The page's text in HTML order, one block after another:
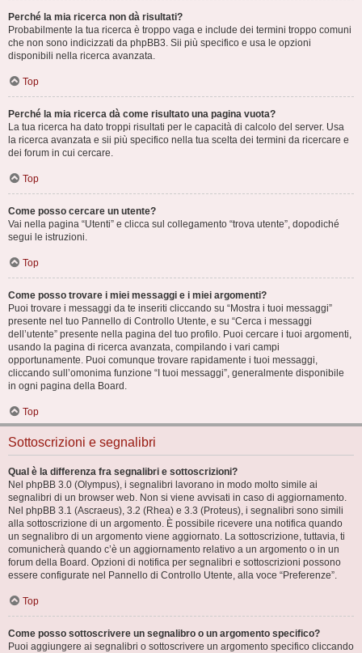
Perché la mia ricerca non dà risultati?
Probabilmente la tua ricerca è troppo vaga e include dei termini troppo comuni
che non sono indicizzati da phpBB3. Sii più specifico e usa le opzioni
disponibili nella ricerca avanzata.
Top
Perché la mia ricerca dà come risultato una pagina vuota?
La tua ricerca ha dato troppi risultati per le capacità di calcolo del server. Usa
la ricerca avanzata e sii più specifico nella tua scelta dei termini da ricercare e
dei forum in cui cercare.
Top
Come posso cercare un utente?
Vai nella pagina “Utenti” e clicca sul collegamento “trova utente”, dopodiché
segui le istruzioni.
Top
Come posso trovare i miei messaggi e i miei argomenti?
Puoi trovare i messaggi da te inseriti cliccando su “Mostra i tuoi messaggi”
presente nel tuo Pannello di Controllo Utente, e su “Cerca i messaggi
dell’utente” presente nella pagina del tuo profilo. Puoi cercare i tuoi argomenti,
usando la pagina di ricerca avanzata, compilando i vari campi
opportunamente. Puoi comunque trovare rapidamente i tuoi messaggi,
cliccando sull’omonima funzione “I tuoi messaggi”, generalmente disponibile
in ogni pagina della Board.
Top
Sottoscrizioni e segnalibri
Qual è la differenza fra segnalibri e sottoscrizioni?
Nel phpBB 3.0 (Olympus), i segnalibri lavorano in modo molto simile ai
segnalibri di un browser web. Non si viene avvisati in caso di aggiornamento.
Nel phpBB 3.1 (Ascraeus), 3.2 (Rhea) e 3.3 (Proteus), i segnalibri sono simili
alla sottoscrizione di un argomento. È possibile ricevere una notifica quando
un segnalibro di un argomento viene aggiornato. La sottoscrizione, tuttavia, ti
comunicherà quando c’è un aggiornamento relativo a un argomento o in un
forum della Board. Opzioni di notifica per segnalibri e sottoscrizioni possono
essere configurate nel Pannello di Controllo Utente, alla voce “Preferenze”.
Top
Come posso sottoscrivere un segnalibro o un argomento specifico?
Puoi aggiungere ai segnalibri o sottoscrivere un argomento specifico cliccando